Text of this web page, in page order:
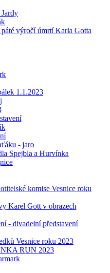
výročí úmrtí Karla Gotta
1.1.2023
- jaro
Spejbla a Hurvínka
komise Vesnice roku
Karel Gott v obrazech
- divadelní představení
Vesnice roku 2023
RUN 2023